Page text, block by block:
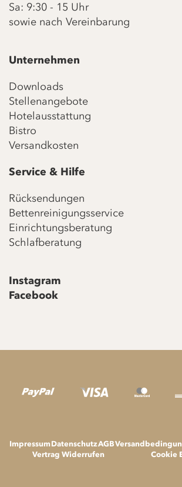
Sa: 9:30 - 15 Uhr
sowie nach Vereinbarung
Unternehmen
Downloads
Stellenangebote
Hotelausstattung
Bistro
Versandkosten
Service & Hilfe
Rücksendungen
Bettenreinigungsservice
Einrichtungsberatung
Schlafberatung
Instagram
Facebook
ImpressumDatenschutzAGB
Vertrag Widerrufen
Cookie